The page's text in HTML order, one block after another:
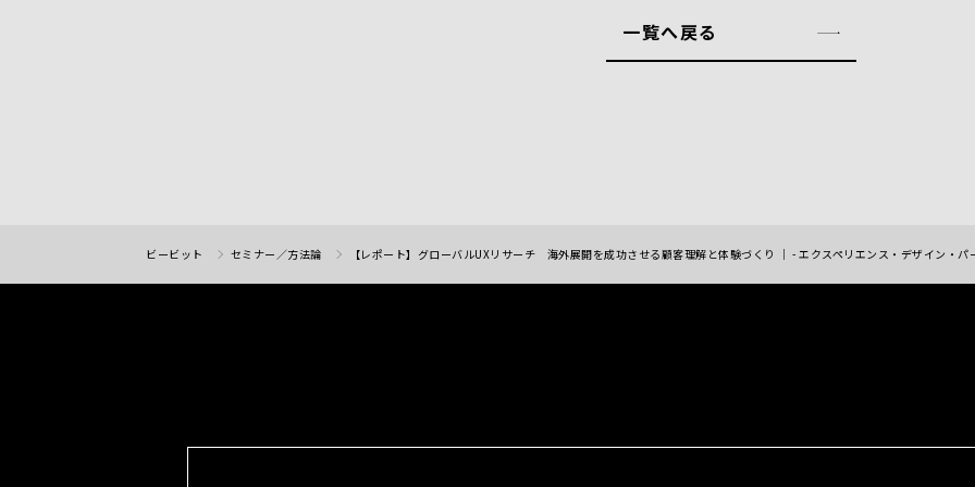
一覧へ戻る
ビービット セミナー／方法論 【レポート】グローバルUXリサーチ 海外展開を成功させる顧客理解と体験づくり ｜ - エクスペリエンス・デザイン・パ